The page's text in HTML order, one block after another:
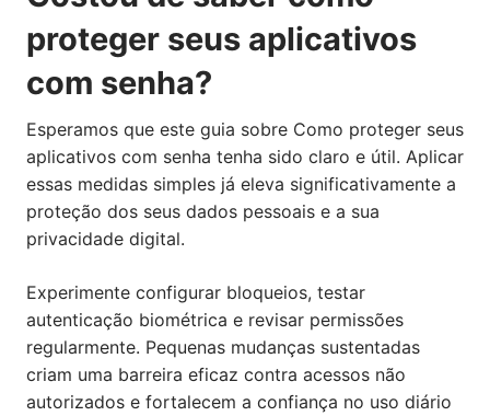
proteger seus aplicativos
com senha?
Esperamos que este guia sobre Como proteger seus
aplicativos com senha tenha sido claro e útil. Aplicar
essas medidas simples já eleva significativamente a
proteção dos seus dados pessoais e a sua
privacidade digital.
Experimente configurar bloqueios, testar
autenticação biométrica e revisar permissões
regularmente. Pequenas mudanças sustentadas
criam uma barreira eficaz contra acessos não
autorizados e fortalecem a confiança no uso diário